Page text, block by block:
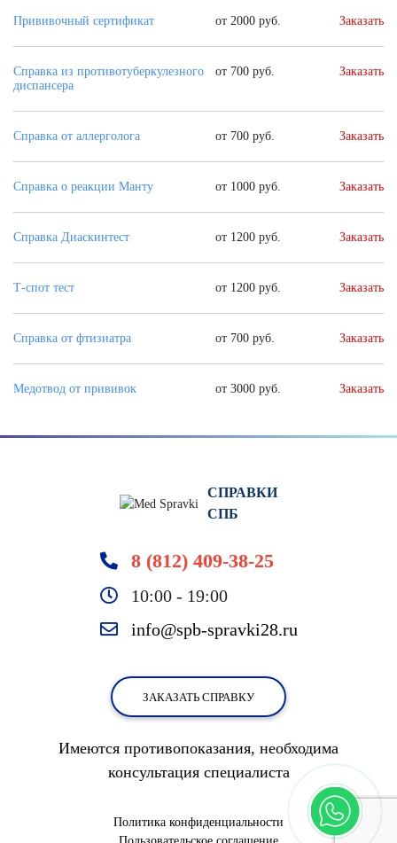
Прививочный сертификат от 2000 руб. Заказать
Справка из противотуберкулезного
диспансера
от 700 руб. Заказать
Справка от аллерголога от 700 руб. Заказать
Справка о реакции Манту от 1000 руб. Заказать
Справка Диаскинтест от 1200 руб. Заказать
Т-спот тест от 1200 руб. Заказать
Справка от фтизиатра от 700 руб. Заказать
Медотвод от прививок от 3000 руб. Заказать
СПРАВКИ
СПБ
8 (812) 409-38-25
10:00 - 19:00
info@spb-spravki28.ru
ЗАКАЗАТЬ СПРАВКУ
Имеются противопоказания, необходима
консультация специалиста
Политика конфиденциальности
Пользовательское соглашение